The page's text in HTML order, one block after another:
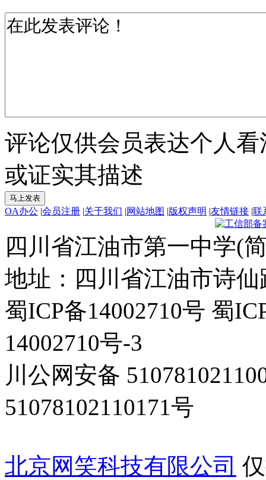
评论仅供会员表达个人
或证实其描述
OA办公 |会员注册 |关于我们 |网站地图 |版权声明 |友情链接 |联
四川省江油市第一中学(
地址：四川省江油市诗仙
蜀ICP备14002710号 蜀
14002710号-3
川公网安备
51078102110171号
北京网笑科技有限公司